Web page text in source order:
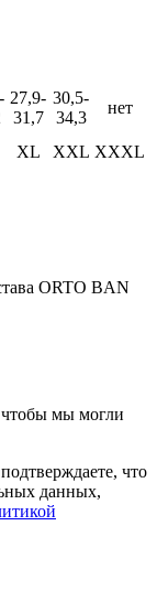
27,9-
31,7
30,5-
34,3
нет
XL XXL XXXL
ORTO BAN
мы могли
что
данных,